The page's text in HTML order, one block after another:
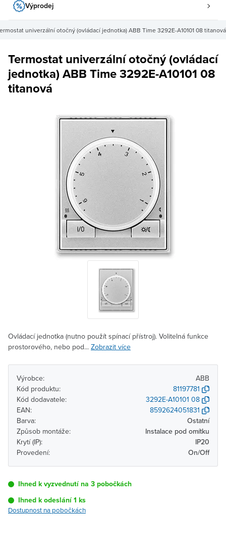
Výprodej
univerzální otočný (ovládací jednotka) ABB Time 3292E-A10101 08 titanová
Termostat univerzální otočný (ovládací
jednotka) ABB Time 3292E-A10101 08
titanová
Ovládací jednotka (nutno použít spínací přístroj). Volitelná funkce
prostorového, nebo pod... Zobrazit více
Výrobce:
ABB
Kód produktu:
81197781
Kód dodavatele:
3292E-A10101 08
EAN:
8592624051831
Barva:
Ostatní
Způsob montáže:
Instalace pod omítku
Krytí (IP):
IP20
Provedení:
On/Off
Ihned k vyzvednutí na 3 pobočkách
Ihned k odeslání 1 ks
Dostupnost na pobočkách